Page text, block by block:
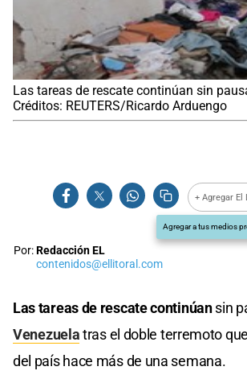
Las tareas de rescate continúan sin
Créditos: REUTERS/Ricardo Arduengo
+ Agregar El
Agregar a tus medios
Por:Redacción EL
contenidos@ellitoral.com
Las tareas de rescate continúansin
Venezuelatras el doble terremoto
del país hace más de una semana.